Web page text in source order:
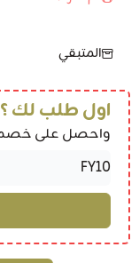
المتبقي
اول طلب لك
واحصل على خصم